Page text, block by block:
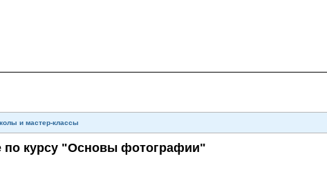
и мастер-классы
по курсу "Основы фотографии"